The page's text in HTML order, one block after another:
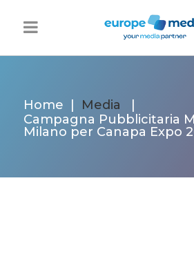
Home Media
Campagna Pubblicitaria
Milano per Canapa Expo